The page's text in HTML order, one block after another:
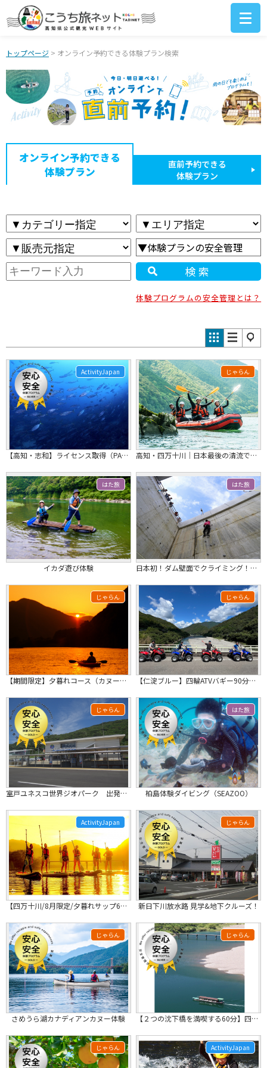
トップページ > オンライン予約できる体験プラン検索
オンライン予約できる
体験プラン
直前予約できる
体験プラン
▼体験プランの安全管理
体験プログラムの安全管理とは？
検索
【高知・志和】ライセンス取得（PADI オープン・ウォーター・ダイバーコース）
ActivityJapan
高知・四万十川｜日本最後の清流でファミリーラフティング半日ツアー 泳げなくてもO...
じゃらん
イカダ遊び体験
はた旅
日本初！ダム壁面でクライミング！横瀬川ダムクライミングウォール
はた旅
【期間限定】夕暮れコース（カヌー）｜水上ドリンク付き・四万十川の黄金タイム
じゃらん
【仁淀ブルー】四輪ATVバギー90分ツアー｜ツアー中の写真付き！公道や河原をワイ...
じゃらん
室戸ユネスコ世界ジオパーク 出発！シェアサイクル
じゃらん
柏島体験ダイビング（SEAZOO）
はた旅
【四万十川/8月限定/夕暮れサップ60分】17:30スタート！
ActivityJapan
新日下川放水路 見学&地下クルーズ！
じゃらん
さめうら湖カナディアンカヌー体験
じゃらん
【２つの沈下橋を満喫する60分】四万十川を巡る屋形船（乗合）
じゃらん
じゃらん ActivityJapan